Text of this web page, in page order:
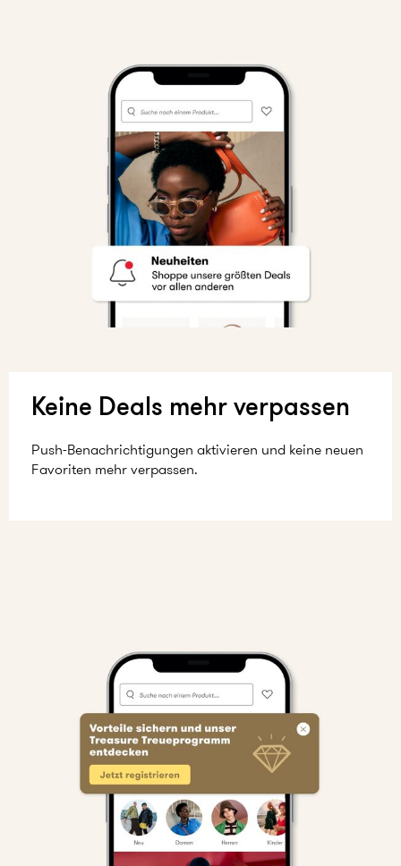
Keine Deals mehr verpassen
Push-Benachrichtigungen aktivieren und keine neuen
Favoriten mehr verpassen.